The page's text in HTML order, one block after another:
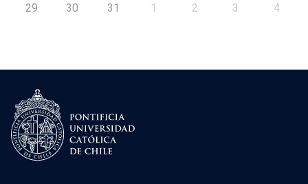
29 30 31 1 2 3 4